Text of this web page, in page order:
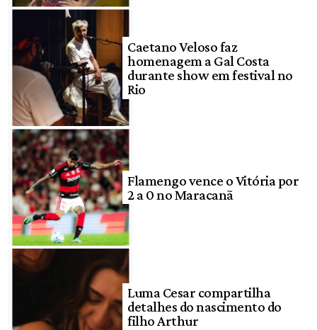
Caetano Veloso faz
homenagem a Gal Costa
durante show em festival no
Rio
Flamengo vence o Vitória por
2 a 0 no Maracanã
Luma Cesar compartilha
detalhes do nascimento do
filho Arthur